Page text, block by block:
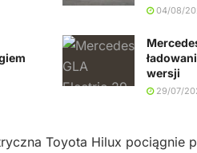
04/08/
wersji
29/07/
Toyota Hilux pociągnie